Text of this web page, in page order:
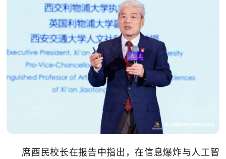
席酉民校长在报告中指出，在信息爆炸与人工智